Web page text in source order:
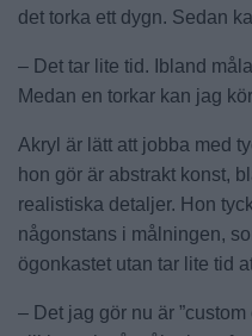
det torka ett dygn. Sedan
– Det tar lite tid. Ibland
Medan en torkar kan jag
Akryl är lätt att jobba med
hon gör är abstrakt konst,
realistiska detaljer. Hon
någonstans i målningen,
ögonkastet utan tar lite tid
– Det jag gör nu är